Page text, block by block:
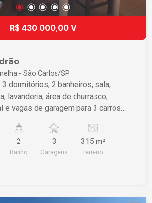
R$ 430.000,00 V
- São Carlos/SP
dormitórios, 2 banheiros, sala,
lavanderia, área de churrasco,
e vagas de garagem para 3 carros
e banheiro.
2
Banho
3
Garagens
315 m²
Terreno